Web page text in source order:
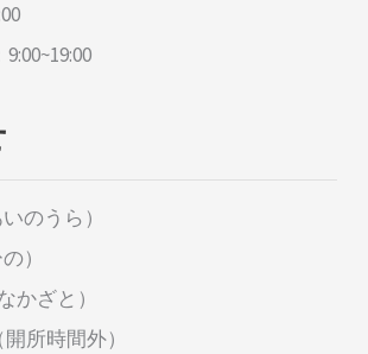
のうら）
）
かざと）
所時間外）